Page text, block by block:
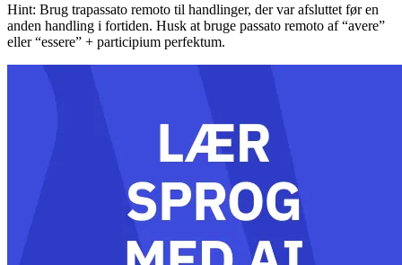
Hint: Brug trapassato remoto til handlinger, der var afsluttet før en
anden handling i fortiden. Husk at bruge passato remoto af “avere”
eller “essere” + participium perfektum.